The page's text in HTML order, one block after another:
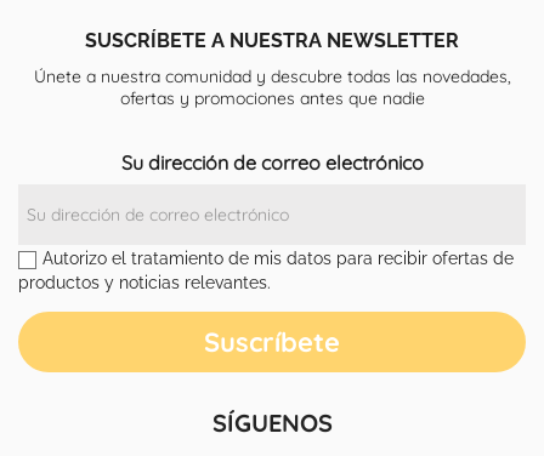
SUSCRÍBETE A NUESTRA NEWSLETTER
Únete a nuestra comunidad y descubre todas las novedades,
ofertas y promociones antes que nadie
Su dirección de correo electrónico
Autorizo el tratamiento de mis datos para recibir ofertas de
productos y noticias relevantes.
SÍGUENOS